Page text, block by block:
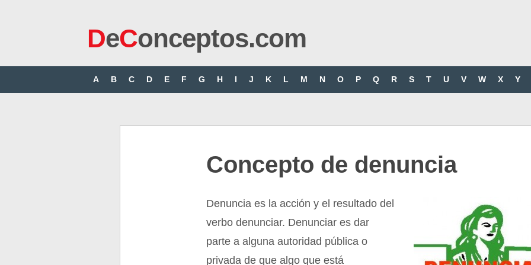
DeConceptos.com
A B C D E F G H I J K L M N O P Q R S T U V W X Y
Concepto de denuncia
Denuncia es la acción y el resultado del
verbo denunciar. Denunciar es dar
parte a alguna autoridad pública o
privada de que algo que está